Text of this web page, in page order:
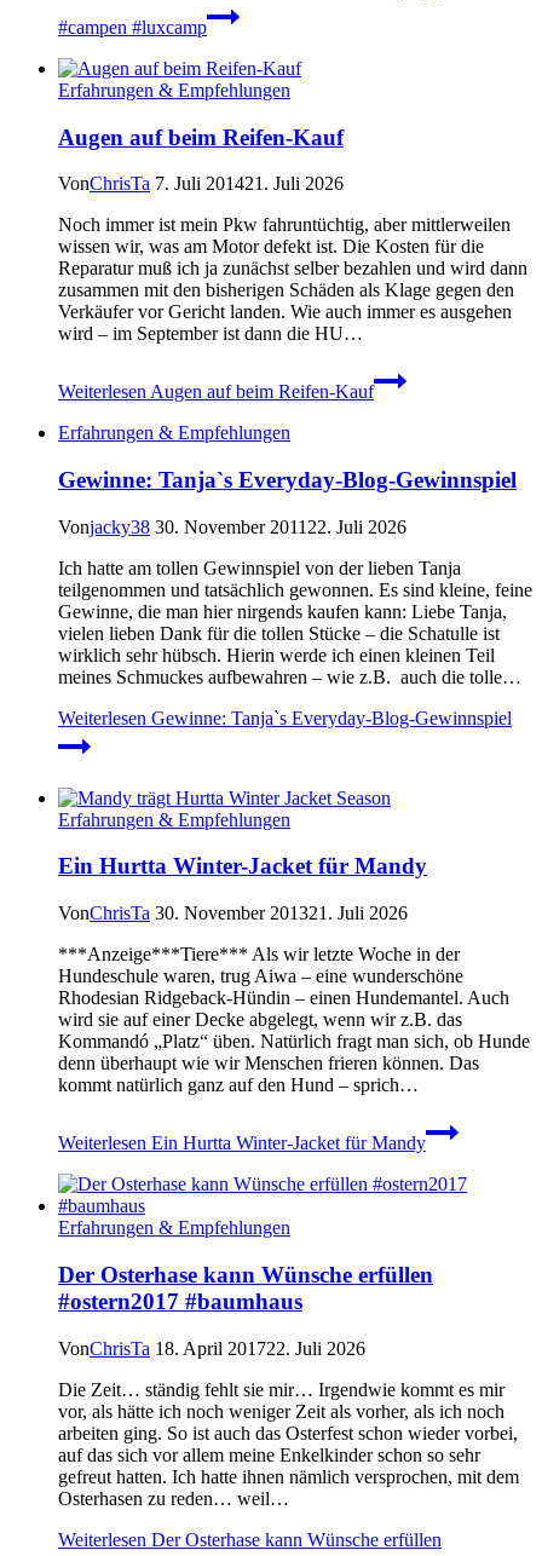
#campen #luxcamp
Erfahrungen & Empfehlungen
Augen auf beim Reifen-Kauf
VonChrisTa 7. Juli 201421. Juli 2026
Noch immer ist mein Pkw fahruntüchtig, aber mittlerweilen
wissen wir, was am Motor defekt ist. Die Kosten für die
Reparatur muß ich ja zunächst selber bezahlen und wird dann
zusammen mit den bisherigen Schäden als Klage gegen den
Verkäufer vor Gericht landen. Wie auch immer es ausgehen
wird – im September ist dann die HU…
Weiterlesen Augen auf beim Reifen-Kauf
Erfahrungen & Empfehlungen
Gewinne: Tanja`s Everyday-Blog-Gewinnspiel
Vonjacky38 30. November 2011 22. Juli 2026
Ich hatte am tollen Gewinnspiel von der lieben Tanja
teilgenommen und tatsächlich gewonnen. Es sind kleine, feine
Gewinne, die man hier nirgends kaufen kann: Liebe Tanja,
vielen lieben Dank für die tollen Stücke – die Schatulle ist
wirklich sehr hübsch. Hierin werde ich einen kleinen Teil
meines Schmuckes aufbewahren – wie z.B. auch die tolle…
Weiterlesen Gewinne: Tanja`s Everyday-Blog-Gewinnspiel
Erfahrungen & Empfehlungen
Ein Hurtta Winter-Jacket für Mandy
VonChrisTa 30. November 201321. Juli 2026
***Anzeige***Tiere*** Als wir letzte Woche in der
Hundeschule waren, trug Aiwa – eine wunderschöne
Rhodesian Ridgeback-Hündin – einen Hundemantel. Auch
wird sie auf einer Decke abgelegt, wenn wir z.B. das
Kommandó „Platz“ üben. Natürlich fragt man sich, ob Hunde
denn überhaupt wie wir Menschen frieren können. Das
kommt natürlich ganz auf den Hund – sprich…
Weiterlesen Ein Hurtta Winter-Jacket für Mandy
Erfahrungen & Empfehlungen
Der Osterhase kann Wünsche erfüllen
#ostern2017 #baumhaus
VonChrisTa 18. April 201722. Juli 2026
Die Zeit… ständig fehlt sie mir… Irgendwie kommt es mir
vor, als hätte ich noch weniger Zeit als vorher, als ich noch
arbeiten ging. So ist auch das Osterfest schon wieder vorbei,
auf das sich vor allem meine Enkelkinder schon so sehr
gefreut hatten. Ich hatte ihnen nämlich versprochen, mit dem
Osterhasen zu reden… weil…
Weiterlesen Der Osterhase kann Wünsche erfüllen